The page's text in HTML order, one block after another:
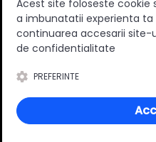
0 (0 review-uri)
Întrebări și
Acest site foloseste cookie
a imbunatatii experienta ta
continuarea accesarii site-ului
de confidentialitate
PREFERINTE